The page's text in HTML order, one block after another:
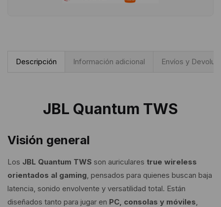
Descripción Información adicional Envíos y
JBL Quantum TWS
Visión general
Los JBL Quantum TWS son auriculares true wireless
orientados al gaming , pensados para quienes buscan baja
latencia, sonido envolvente y versatilidad total. Están
diseñados tanto para jugar en PC, consolas y móviles